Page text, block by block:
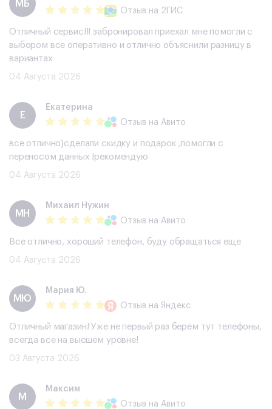
МБ
Отзыв на 2ГИС
Отличный сервис!!! забронировал приехал мне помогли с
выбором все оперативно и отлично объяснили разницу в
вариантах
04 Августа 2026
Е
Екатерина
Отзыв на Авито
все отлично)сделали скидку и подарок ,помогли с
переносом данных !рекомендую
04 Августа 2026
МН
Михаил Нужин
Отзыв на Авито
Все отлично, хороший телефон, буду обращаться еще
04 Августа 2026
МЮ
Мария Ю.
Отзыв на Яндекс
Отличный магазин! Уже не первый раз берём тут телефоны,
всегда все на высшем уровне!
03 Августа 2026
М
Максим
Отзыв на Авито